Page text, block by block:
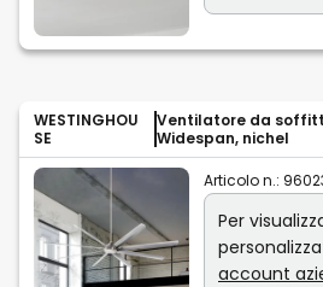
WESTINGHOU
SE
Ventilatore da
Widespan, nichel
Articolo n.:
Per
account